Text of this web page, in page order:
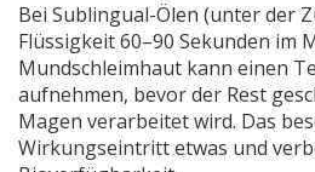
Bei Sublingual-Ölen (unter der
Flüssigkeit 60–90 Sekunden im
Mundschleimhaut kann einen
aufnehmen, bevor der Rest
Magen verarbeitet wird. Das
Wirkungseintritt etwas und